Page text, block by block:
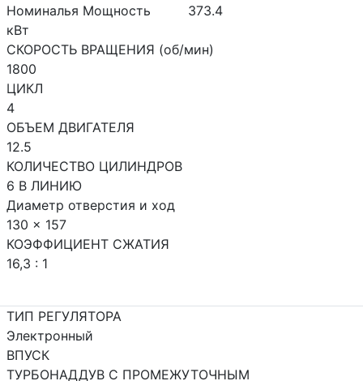
Номиналья Мощность
кВт
373.4
СКОРОСТЬ ВРАЩЕНИЯ (об/мин)
1800
ЦИКЛ
4
ОБЪЕМ ДВИГАТЕЛЯ
12.5
КОЛИЧЕСТВО ЦИЛИНДРОВ
6 В ЛИНИЮ
Диаметр отверстия и ход
130 x 157
КОЭФФИЦИЕНТ СЖАТИЯ
16,3 : 1
ТИП РЕГУЛЯТОРА
Электронный
ВПУСК
ТУРБОНАДДУВ С ПРОМЕЖУТОЧНЫМ